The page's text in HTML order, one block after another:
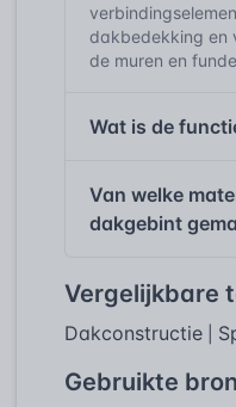
dakbedekking en
de muren en
Wat is de
Van welke
dakgebint
Vergelijkbare
Dakconstructie
Gebruikte